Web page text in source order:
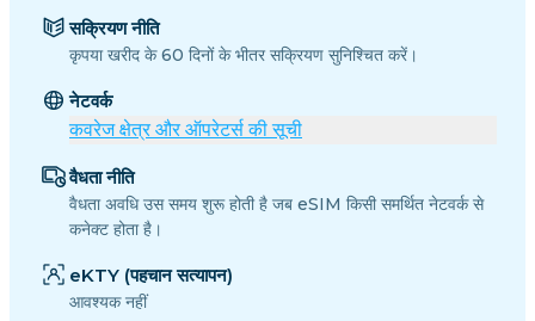
सक्रियण नीति
कृपया खरीद के 60 दिनों के भीतर सक्रियण सुनिश्चित करें।
नेटवर्क
कवरेज क्षेत्र और ऑपरेटर्स की सूची
वैधता नीति
वैधता अवधि उस समय शुरू होती है जब eSIM किसी समर्थित नेटवर्क से
कनेक्ट होता है।
eKTY (पहचान सत्यापन)
आवश्यक नहीं